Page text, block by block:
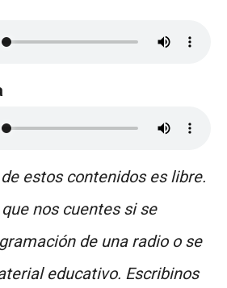
estos contenidos es libre.
nos cuentes si se
de una radio o se
educativo. Escribinos